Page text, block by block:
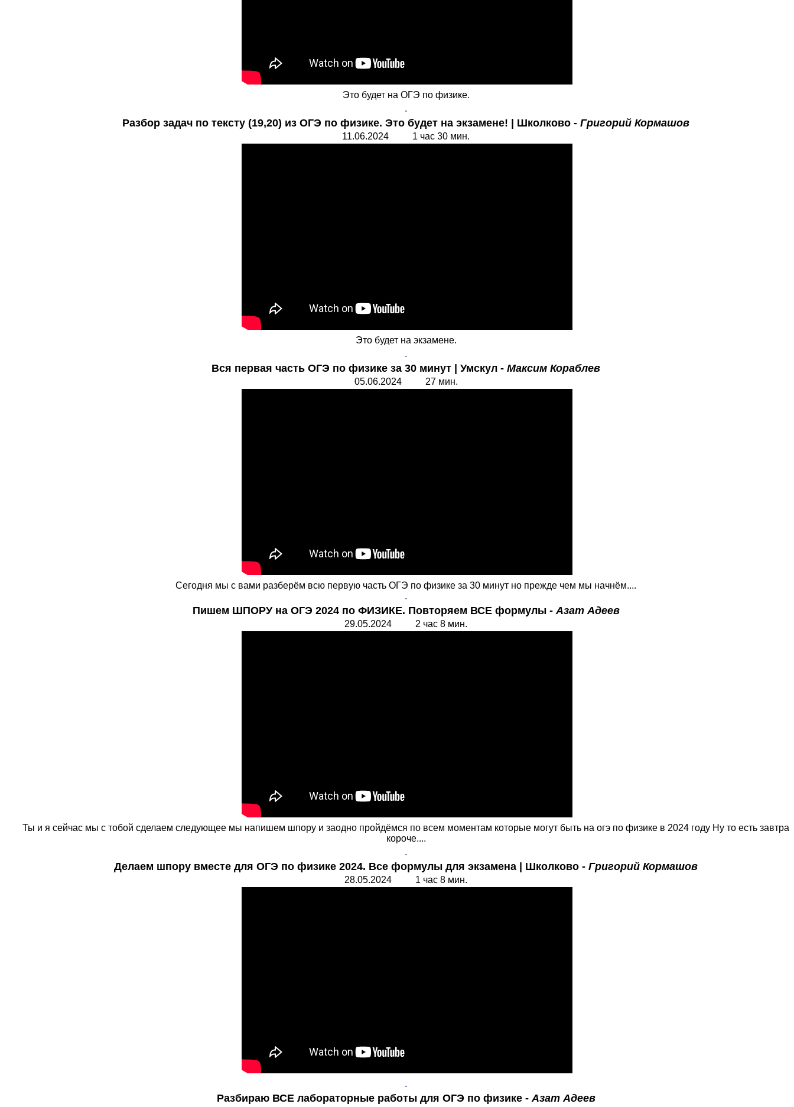
Это будет на ОГЭ по физике.
.
Разбор задач по тексту (19,20) из ОГЭ по физике. Это будет на экзамене! | Школково - Григорий Кормашов
11.06.2024 1 час 30 мин.
Это будет на экзамене.
.
Вся первая часть ОГЭ по физике за 30 минут | Умскул - Максим Кораблев
05.06.2024 27 мин.
Сегодня мы с вами разберём всю первую часть ОГЭ по физике за 30 минут но прежде чем мы начнём....
.
Пишем ШПОРУ на ОГЭ 2024 по ФИЗИКЕ. Повторяем ВСЕ формулы -Азат Адеев
29.05.2024 2 час 8 мин.
Ты и я сейчас мы с тобой сделаем следующее мы напишем шпору и заодно пройдёмся по всем моментам которые могут быть на огэ по физике в 2024 году Ну то есть завтра
короче....
.
Делаем шпору вместе для ОГЭ по физике 2024. Все формулы для экзамена | Школково - Григорий Кормашов
28.05.2024 1 час 8 мин.
.
Разбираю ВСЕ лабораторные работы для ОГЭ по физике -Азат Адеев